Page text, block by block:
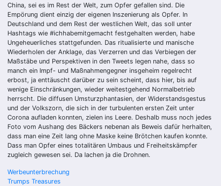
China, sei es im Rest der Welt, zum Opfer gefallen sind. Die
Empörung dient einzig der eigenen Inszenierung als Opfer. In
Deutschland und dem Rest der westlichen Welt, das soll unter
Hashtags wie #ichhabemitgemacht festgehalten werden, habe
Ungeheuerliches stattgefunden. Das ritualisierte und manische
Wiederholen der Anklage, das Verzerren und das Verbiegen der
Maßstäbe und Perspektiven in den Tweets legen nahe, dass so
manch ein Impf- und Maßnahmengegner insgeheim regelrecht
erbost, ja enttäuscht darüber zu sein scheint, dass hier, bis auf
wenige Einschränkungen, wieder weitestgehend Normalbetrieb
herrscht. Die diffusen Umsturzphantasien, der Widerstandsgestus
und der Volkszorn, die sich in der turbulenten ersten Zeit unter
Corona aufladen konnten, zielen ins Leere. Deshalb muss noch jedes
Foto vom Aushang des Bäckers nebenan als Beweis dafür herhalten,
dass man eine Zeit lang ohne Maske keine Brötchen kaufen konnte.
Dass man Opfer eines totalitären Umbaus und Freiheitskämpfer
zugleich gewesen sei. Da lachen ja die Drohnen.
Beitragsnavigation
Werbeunterbrechung
Trumps Treasures